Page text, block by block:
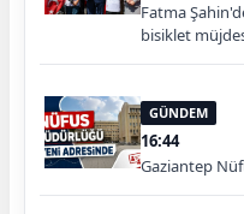
Fatma
bisiklet
GÜNDEM
16:44
Gaziantep